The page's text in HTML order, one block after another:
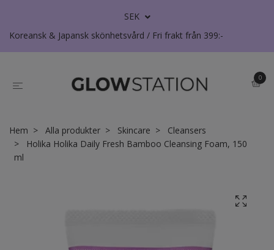
SEK
Koreansk & Japansk skönhetsvård / Fri frakt från 399:-
0
Hem Alla produkter Skincare
Cleansers
Holika Holika Daily Fresh Bamboo Cleansing Foam, 150
ml